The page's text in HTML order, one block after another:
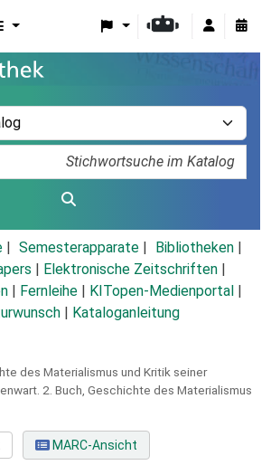
Semesterapparate
Bibliotheken
Elektronische Zeitschriften
Fernleihe KITopen-Medienportal
Kataloganleitung
des Materialismus und Kritik seiner
2. Buch, Geschichte des Materialismus
MARC-Ansicht